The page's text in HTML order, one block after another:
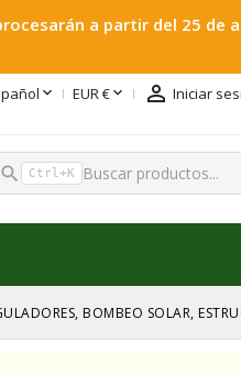
a partir del 25 de
 EUR €  Iniciar
search Ctrl+K
BOMBEO SOLAR,